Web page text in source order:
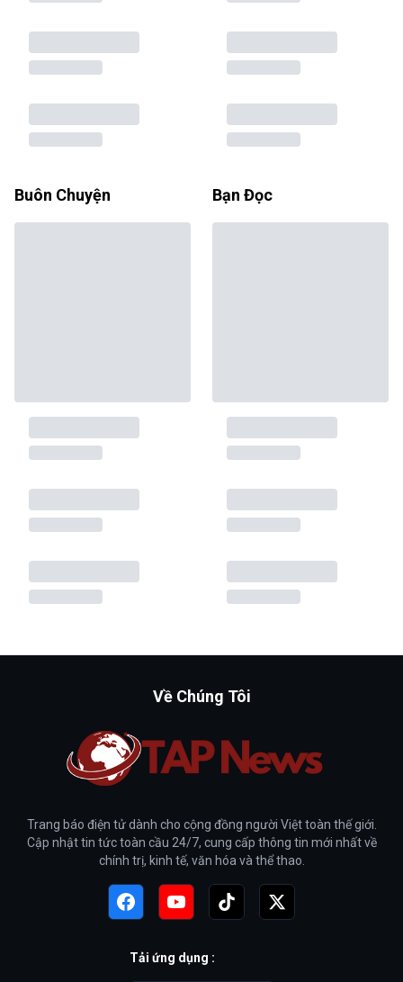
Buôn Chuyện Bạn Đọc
Về Chúng Tôi
Trang báo điện tử dành cho cộng đồng người Việt toàn thế giới.
Cập nhật tin tức toàn cầu 24/7, cung cấp thông tin mới nhất về
chính trị, kinh tế, văn hóa và thể thao.
Tải ứng dụng :